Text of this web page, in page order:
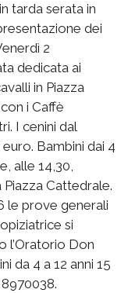
tarda serata in
dei
2
dedicata ai
in Piazza
i Caffè
I cenini dal
Bambini dai 4
alle 14,30,
Cattedrale.
le prove generali
si
l’Oratorio Don
da 4 a 12 anni 15